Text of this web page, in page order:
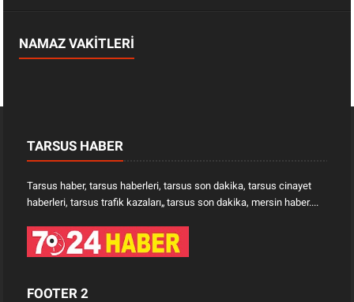
NAMAZ VAKİTLERİ
TARSUS HABER
Tarsus haber, tarsus haberleri, tarsus son dakika, tarsus cinayet
haberleri, tarsus trafik kazaları„ tarsus son dakika, mersin haber....
FOOTER 2